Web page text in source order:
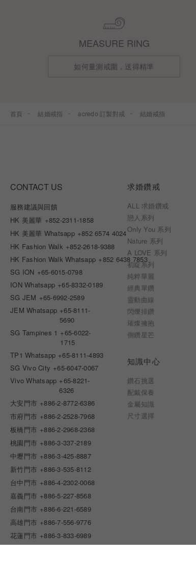
MEASURE RING
如何量測戒圍，送得精準
首頁 結婚戒指 acredo 訂製對戒 結婚戒指
CONTACT US
服務建議與回饋
HK 美麗華 +852-2311-1858
HK 美麗華 Whatsapp +852 6574 4024
HK Fashion Walk +852-2618-9388
HK Fashion Walk Whatsapp +852 6438 7853
SG ION +65-6015-0798
ION Whatsapp +65-8332-0189
SG JEM +65-6992-2589
JEM Whatsapp +65-8111-
5690
SG Tampines 1 +65-6022-
1715
TP1 Whatsapp +65-8111-4893
SG Vivo City +65-6047-0067
Vivo Whatsapp +65-8221-
6326
大安門市 +886-2-8772-6386
市府門市 +886-2-2528-7968
板橋門市 +886-2-2968-2368
桃園門市 +886-3-337-2189
中壢門市 +886-3-425-8887
新竹門市 +886-3-535-8112
台中門市 +886-4-2302-0068
嘉義門市 +886-5-227-8568
台南門市 +886-6-221-6589
高雄門市 +886-7-556-9776
花蓮門市 +886-3-833-6989
求婚鑽戒
ALL 求婚鑽戒
戀人系列
Only You 系列
Nature 系列
A LOVE 系列
初綻系列
純粹華麗
經典單鑽
靈動曲線
閃爍排鑽
璀燦擁抱
側鑽星芒
知識中心
鑽石挑選
配戴保養
金屬知識
尺寸選擇